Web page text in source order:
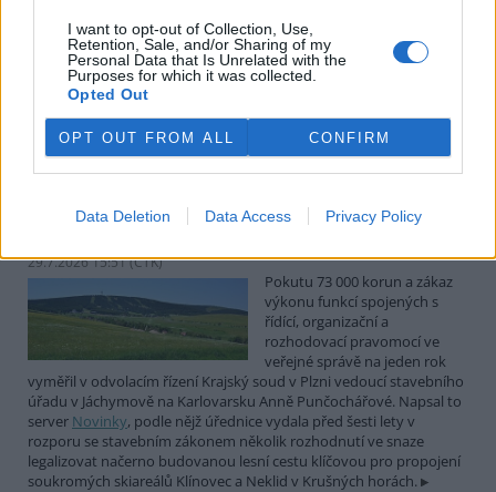
I want to opt-out of Collection, Use,
Retention, Sale, and/or Sharing of my
Personal Data that Is Unrelated with the
Purposes for which it was collected.
Opted Out
OPT OUT FROM ALL CONFIRM
Data Deletion Data Access Privacy Policy
Úřady v Keni vyšetřují úmrtí až
15 slonů, k němuž došlo v
uplynulém měsíci v národním
opakovaně objevily případy otrav slonů, které souvisely s
pytláctvím, uvedla agentura AP.
Soud v Plzni dal pokutu a zákaz funkcí za legalizaci
29.7.2026 15:51 (ČTK)
Pokutu 73 000 korun a zákaz
výkonu funkcí spojených s
řídící, organizační a
rozhodovací pravomocí ve
veřejné správě na jeden rok
vyměřil v odvolacím řízení Krajský soud v Plzni vedoucí stavebního
úřadu v Jáchymově na Karlovarsku Anně Punčochářové. Napsal to
server Novinky, podle nějž úřednice vydala před šesti lety v
rozporu se stavebním zákonem několik rozhodnutí ve snaze
legalizovat načerno budovanou lesní cestu klíčovou pro propojení
soukromých skiareálů Klínovec a Neklid v Krušných horách.